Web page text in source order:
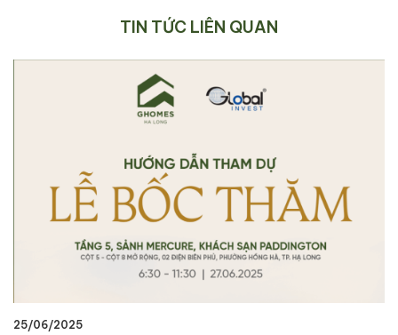
TIN TỨC LIÊN QUAN
25/06/2025